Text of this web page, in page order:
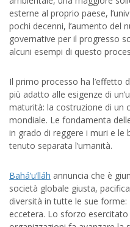
esterne al proprio paese,
pochi decenni, l’aumento del
governative per il progresso
alcuni esempi di questo
Il primo processo ha l’effetto
più adatto alle esigenze di
maturità: la costruzione di un
mondiale. Le fondamenta
in grado di reggere i muri e le
tenuto separata l’umanità.
Bahá’u’lláh annuncia che è
società globale giusta,
diversità in tutte le sue
eccetera. Lo sforzo